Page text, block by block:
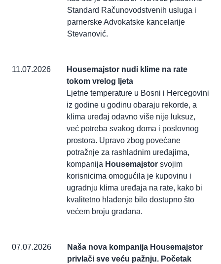
Standard Računovodstvenih usluga i
parnerske Advokatske kancelarije
Stevanović.
11.07.2026
Housemajstor nudi klime na rate
tokom vrelog ljeta
Ljetne temperature u Bosni i Hercegovini
iz godine u godinu obaraju rekorde, a
klima uređaj odavno više nije luksuz,
već potreba svakog doma i poslovnog
prostora. Upravo zbog povećane
potražnje za rashladnim uređajima,
kompanija Housemajstor svojim
korisnicima omogućila je kupovinu i
ugradnju klima uređaja na rate, kako bi
kvalitetno hlađenje bilo dostupno što
većem broju građana.
07.07.2026
Naša nova kompanija Housemajstor
privlači sve veću pažnju. Početak